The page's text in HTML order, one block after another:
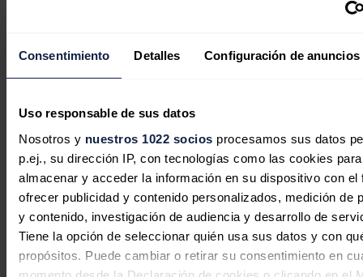
Consentimiento Detalles Configuración de anuncios
Uso responsable de sus datos
Nosotros y nuestros 1022 socios procesamos sus datos
p.ej., su dirección IP, con tecnologías como las cookies para
almacenar y acceder la información en su dispositivo con el
ofrecer publicidad y contenido personalizados, medición de
y contenido, investigación de audiencia y desarrollo de
Tiene la opción de seleccionar quién usa sus datos y con
propósitos. Puede cambiar o retirar su consentimiento en
momento desde la Declaración de cookies o clicando en el
El Gobierno aprueba tramitar de
de inversión de las redes eléctricas
Redacción23/06/2026